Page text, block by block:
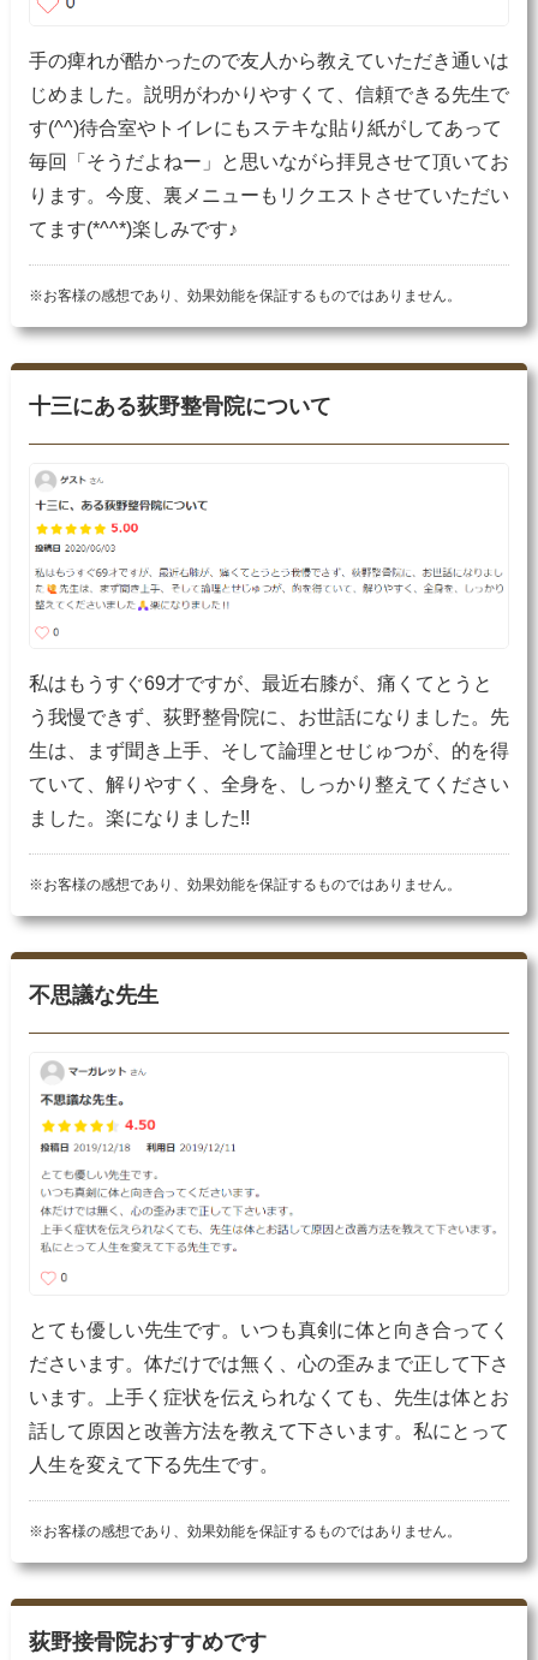
手の痺れが酷かったので友人から教えていただき通いは
じめました。説明がわかりやすくて、信頼できる先生で
す(^^)待合室やトイレにもステキな貼り紙がしてあって
毎回「そうだよねー」と思いながら拝見させて頂いてお
ります。今度、裏メニューもリクエストさせていただい
てます(*^^*)楽しみです♪
※お客様の感想であり、効果効能を保証するものではありません。
十三にある荻野整骨院について
私はもうすぐ69才ですが、最近右膝が、痛くてとうと
う我慢できず、荻野整骨院に、お世話になりました。先
生は、まず聞き上手、そして論理とせじゅつが、的を得
ていて、解りやすく、全身を、しっかり整えてください
ました。楽になりました!!
※お客様の感想であり、効果効能を保証するものではありません。
不思議な先生
とても優しい先生です。いつも真剣に体と向き合ってく
ださいます。体だけでは無く、心の歪みまで正して下さ
います。上手く症状を伝えられなくても、先生は体とお
話して原因と改善方法を教えて下さいます。私にとって
人生を変えて下る先生です。
※お客様の感想であり、効果効能を保証するものではありません。
荻野接骨院おすすめです